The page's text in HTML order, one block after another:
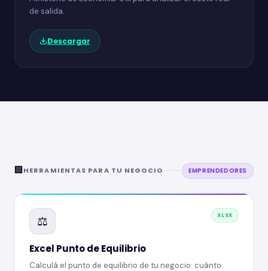
de salida.
Descargar
🏢HERRAMIENTAS PARA TU NEGOCIO EMPRENDEDORES
⚖️ XLSX
Excel Punto de Equilibrio
Calculá el punto de equilibrio de tu negocio: cuánto